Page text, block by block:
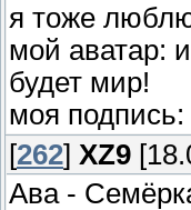
я тоже
мой аватар:
будет мир!
моя
[262] XZ9
Ава -